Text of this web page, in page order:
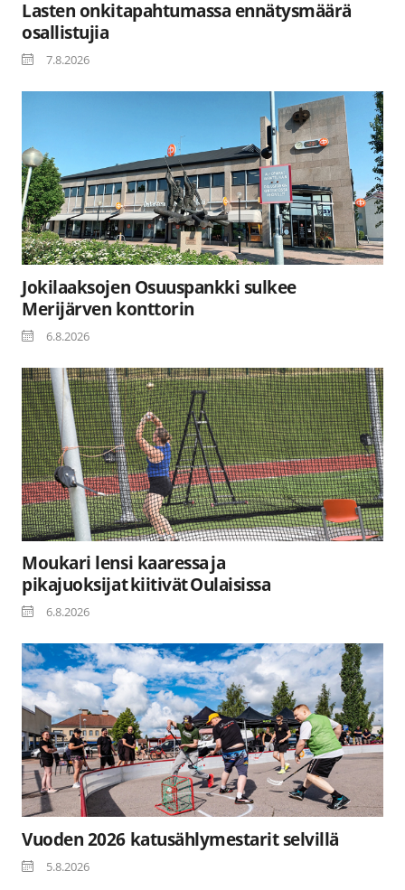
Lasten onkitapahtumassa ennätysmäärä
osallistujia
7.8.2026
Jokilaaksojen Osuuspankki sulkee
Merijärven konttorin
6.8.2026
Moukari lensi kaaressa ja
pikajuoksijat kiitivät Oulaisissa
6.8.2026
Vuoden 2026 katusählymestarit selvillä
5.8.2026